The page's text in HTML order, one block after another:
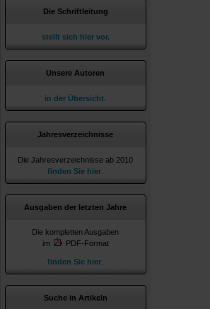
Die Schriftleitung
stellt sich hier vor.
Unsere Autoren
in der Übersicht.
Jahresverzeichnisse
Die Jahresverzeichnisse ab 2010
finden Sie hier
Ausgaben der letzten Jahre
Die kompletten Ausgaben
im
PDF-Format
finden Sie hier
Suche in Artikeln